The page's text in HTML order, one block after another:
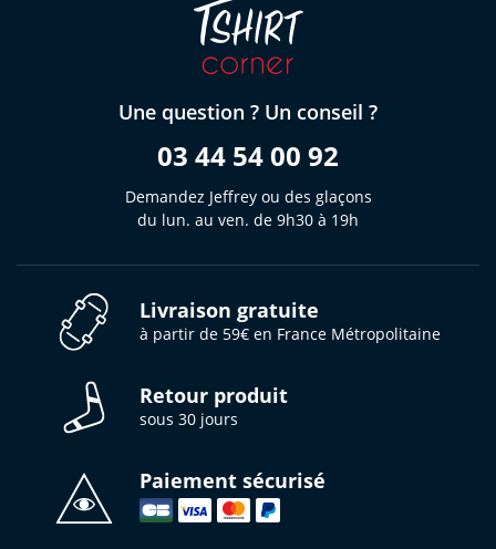
Une question ? Un conseil ?
03 44 54 00 92
Demandez Jeffrey ou des glaçons
du lun. au ven. de 9h30 à 19h
Livraison gratuite
à partir de 59€ en France Métropolitaine
Retour produit
sous 30 jours
Paiement sécurisé